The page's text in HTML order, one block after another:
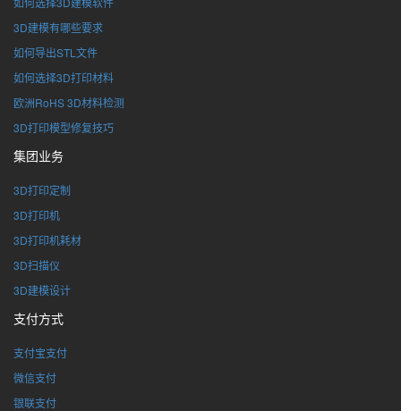
3D建模有哪些要求
如何导出STL文件
如何选择3D打印材料
欧洲RoHS 3D材料检测
3D打印模型修复技巧
集团业务
3D打印定制
3D打印机
3D打印机耗材
3D扫描仪
3D建模设计
支付方式
支付宝支付
微信支付
银联支付